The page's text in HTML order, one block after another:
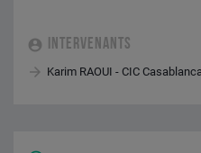
INTERVENANTS
Karim RAOUI - CIC